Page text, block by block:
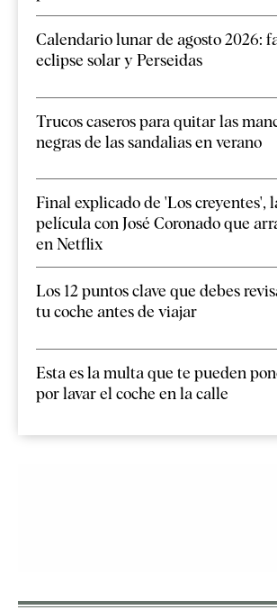
Calendario lunar de agosto 2026:
eclipse solar y Perseidas
Trucos caseros para quitar las
negras de las sandalias en verano
Final explicado de 'Los creyentes',
película con José Coronado que
en Netflix
Los 12 puntos clave que debes
tu coche antes de viajar
Esta es la multa que te pueden
por lavar el coche en la calle